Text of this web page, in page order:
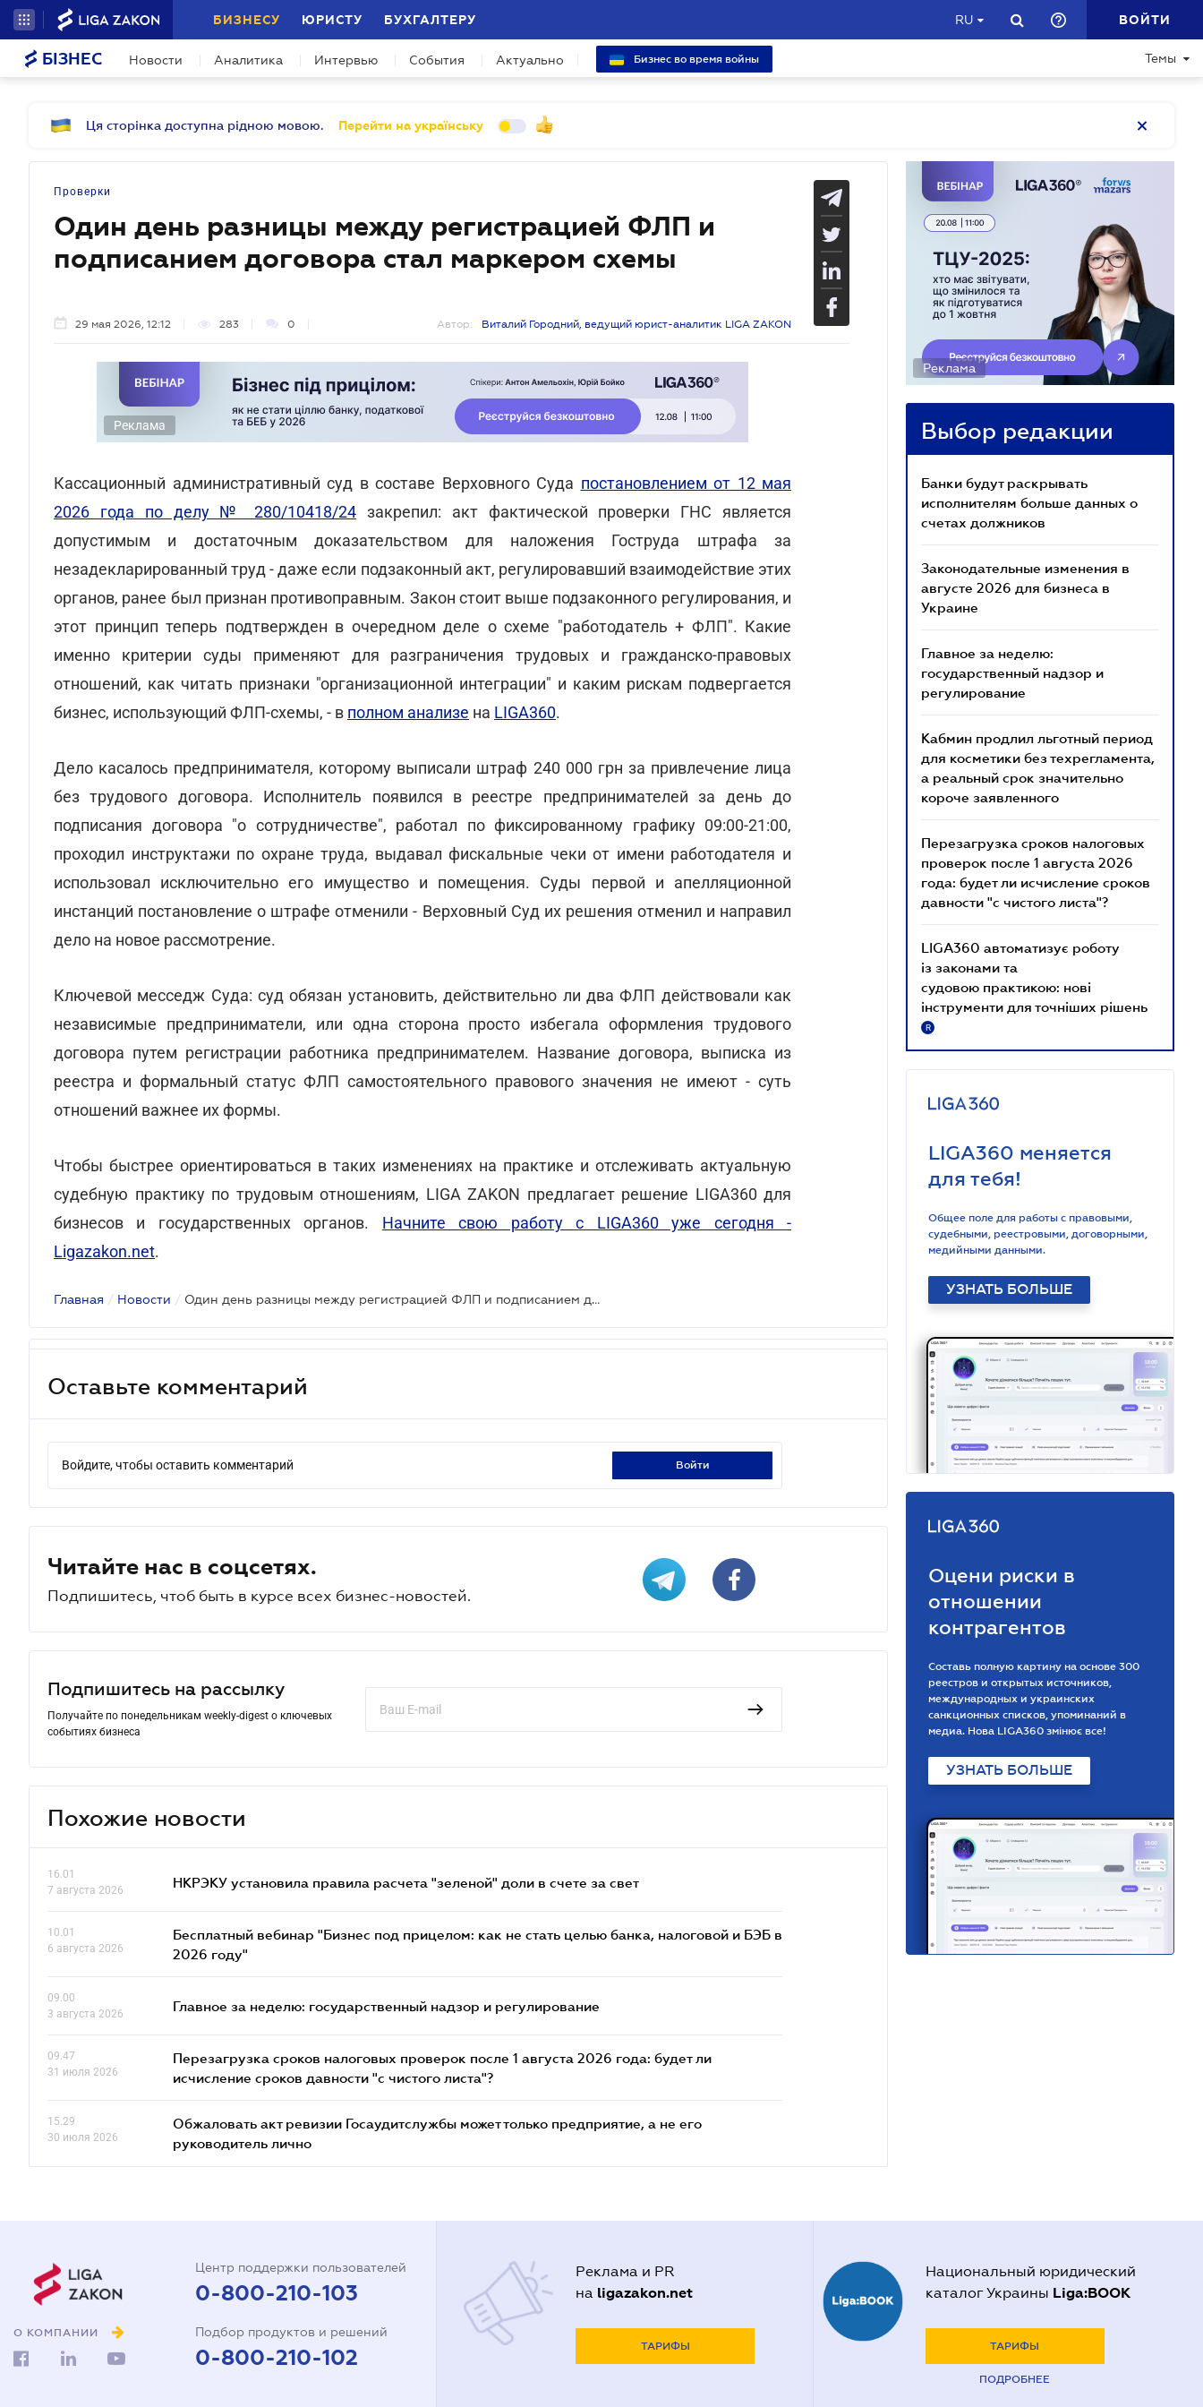
БИЗНЕСУ ЮРИСТУ БУХГАЛТЕРУ RU ВОЙТИ
БІЗНЕС Новости Аналитика Интервью События Актуально Бизнес во время войны Темы
Ця сторінка доступна рідною мовою. Перейти на українську
Проверки
Один день разницы между регистрацией ФЛП и
подписанием договора стал маркером схемы
29 мая 2026, 12:12 283 0 Автор: Виталий Городний, ведущий юрист-аналитик LIGA ZAKON
Реклама
Кассационный административный суд в составе Верховного Суда постановлением от 12 мая
2026 года по делу № 280/10418/24 закрепил: акт фактической проверки ГНС является
допустимым и достаточным доказательством для наложения Гоструда штрафа за
незадекларированный труд - даже если подзаконный акт, регулировавший взаимодействие этих
органов, ранее был признан противоправным. Закон стоит выше подзаконного регулирования, и
этот принцип теперь подтвержден в очередном деле о схеме "работодатель + ФЛП". Какие
именно критерии суды применяют для разграничения трудовых и гражданско-правовых
отношений, как читать признаки "организационной интеграции" и каким рискам подвергается
бизнес, использующий ФЛП-схемы, - в полном анализе на LIGA360.
Дело касалось предпринимателя, которому выписали штраф 240 000 грн за привлечение лица
без трудового договора. Исполнитель появился в реестре предпринимателей за день до
подписания договора "o сотрудничестве", работал по фиксированному графику 09:00-21:00,
проходил инструктажи по охране труда, выдавал фискальные чеки от имени работодателя и
использовал исключительно его имущество и помещения. Суды первой и апелляционной
инстанций постановление о штрафе отменили - Верховный Суд их решения отменил и направил
дело на новое рассмотрение.
Ключевой месседж Суда: суд обязан установить, действительно ли два ФЛП действовали как
независимые предприниматели, или одна сторона просто избегала оформления трудового
договора путем регистрации работника предпринимателем. Название договора, выписка из
реестра и формальный статус ФЛП самостоятельного правового значения не имеют - суть
отношений важнее их формы.
Чтобы быстрее ориентироваться в таких изменениях на практике и отслеживать актуальную
судебную практику по трудовым отношениям, LIGA ZAKON предлагает решение LIGA360 для
бизнесов и государственных органов. Начните свою работу с LIGA360 уже сегодня -
Ligazakon.net.
Главная / Новости / Один день разницы между регистрацией ФЛП и подписанием договора стал маркером схемы
Оставьте комментарий
Войдите, чтобы оставить комментарий войти
Читайте нас в соцсетях.
Подпишитесь, чтоб быть в курсе всех бизнес-новостей.
Подпишитесь на рассылку
Получайте по понедельникам weekly-digest о ключевых
событиях бизнеса
Похожие новости
16.01
7 августа 2026
НКРЭКУ установила правила расчета "зеленой" доли в счете за свет
10.01
6 августа 2026
Бесплатный вебинар "Бизнес под прицелом: как не стать целью банка, налоговой и БЭБ в
2026 году"
09.00
3 августа 2026
Главное за неделю: государственный надзор и регулирование
09.47
31 июля 2026
Перезагрузка сроков налоговых проверок после 1 августа 2026 года: будет ли
исчисление сроков давности "с чистого листа"?
15.29
30 июля 2026
Обжаловать акт ревизии Госаудитслужбы может только предприятие, а не его
руководитель лично
Реклама
Выбор редакции
Банки будут раскрывать
исполнителям больше данных о
счетах должников
Законодательные изменения в
августе 2026 для бизнеса в
Украине
Главное за неделю:
государственный надзор и
регулирование
Кабмин продлил льготный период
для косметики без техрегламента,
а реальный срок значительно
короче заявленного
Перезагрузка сроков налоговых
проверок после 1 августа 2026
года: будет ли исчисление сроков
давности "с чистого листа"?
LIGA360 автоматизує роботу
із законами та
судовою практикою: нові
інструменти для точніших рішень
R
LIGA360 меняется
для тебя!
Общее поле для работы с правовыми,
судебными, реестровыми, договорными,
медийными данными.
УЗНАТЬ БОЛЬШЕ
Оцени риски в
отношении
контрагентов
Составь полную картину на основе 300
реестров и открытых источников,
международных и украинских
санкционных списков, упоминаний в
медиа. Нова LIGA360 змінює все!
УЗНАТЬ БОЛЬШЕ
О КОМПАНИИ
Центр поддержки пользователей
0-800-210-103
Подбор продуктов и решений
0-800-210-102
Реклама и PR
на ligazakon.net
ТАРИФЫ
Национальный юридический
каталог Украины Liga:BOOK
ТАРИФЫ
ПОДРОБНЕЕ